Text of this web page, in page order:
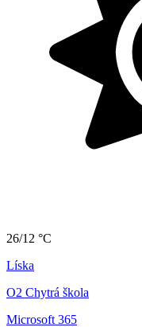
26/12 °C
Líska
O2 Chytrá škola
Microsoft 365